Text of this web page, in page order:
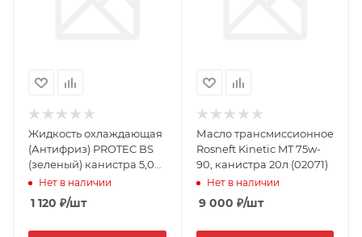
Жидкость охлаждающая
(Антифриз) PROTEC BS
(зеленый) канистра 5,0
кг (02309)
Нет в наличии
1 120 ₽/шт
Масло трансмиссионное
Rosneft Kinetic MT 75w-
90, канистра 20л (02071)
Нет в наличии
9 000 ₽/шт